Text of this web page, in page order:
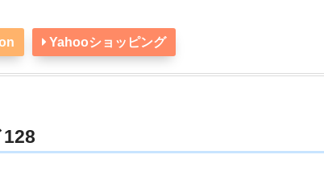
Yahooショッピング